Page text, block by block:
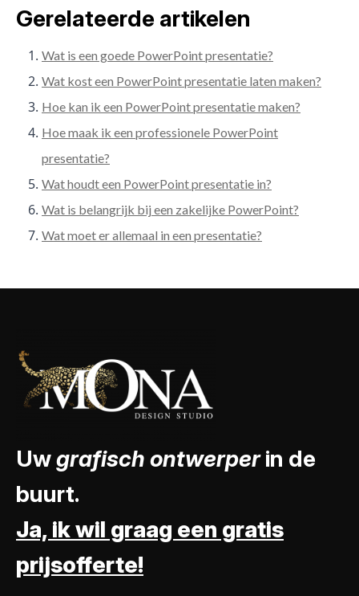
Gerelateerde artikelen
Wat is een goede PowerPoint presentatie?
Wat kost een PowerPoint presentatie laten maken?
Hoe kan ik een PowerPoint presentatie maken?
Hoe maak ik een professionele PowerPoint
presentatie?
Wat houdt een PowerPoint presentatie in?
Wat is belangrijk bij een zakelijke PowerPoint?
Wat moet er allemaal in een presentatie?
Uwgrafisch ontwerperin de
buurt.
Ja, ik wil graag een gratis
prijsofferte!